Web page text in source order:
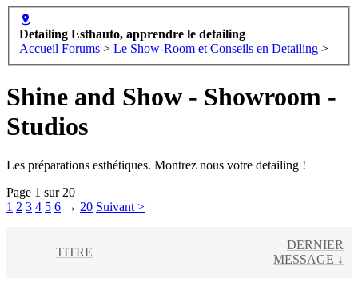
Detailing Esthauto, apprendre le detailing
Accueil Forums > Le Show-Room et Conseils en Detailing >
Shine and Show - Showroom -
Studios
Les préparations esthétiques. Montrez nous votre detailing !
Page 1 sur 20
1 2 3 4 5 6 → 20 Suivant >
TITRE
DERNIER
MESSAGE ↓